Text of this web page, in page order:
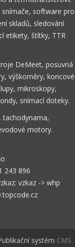
software pro
skladů, sledování
etikety, štítky, TTR
DeMeet, posuvná
výškoměry, koncové
mikroskopy,
snímací doteky.
tachodynama,
motory.
243 896
vzkaz -> whp
systém CMS